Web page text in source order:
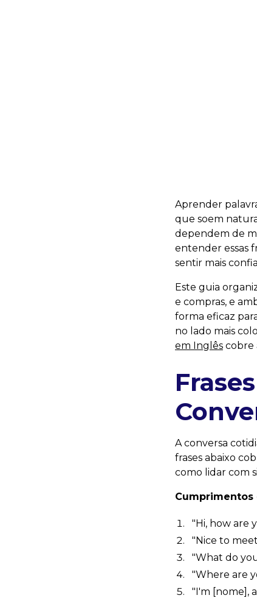
Aprender
que soem
dependem de
entender essas
sentir mais
Este guia
e compras, e
forma eficaz
no lado mais
em Inglês cobre
A conversa
frases abaixo
como lidar com
Cumprimentos
"Hi, how are
"Nice to
"What do
"Where are
"I'm [nome],